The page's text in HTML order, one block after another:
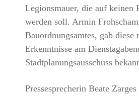
Legionsmauer, die auf keinen
werden soll. Armin
Bauordnungsamtes, gab diese
Erkenntnisse am
Stadtplanungsausschuss
Pressesprecherin Beate